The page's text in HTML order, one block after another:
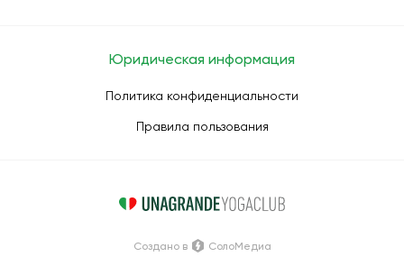
Юридическая информация
Политика конфиденциальности
Правила пользования
Создано в СолоМедиа